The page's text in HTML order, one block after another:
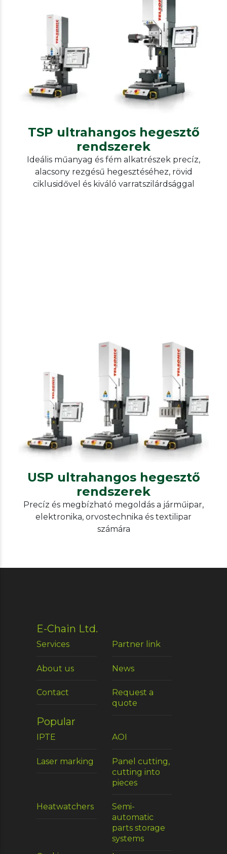
Metal welding
TSP ultrahangos hegesztő
rendszerek
TSP ultrahangos hegesztő
rendszerek
Ideális műanyag és fém alkatrészek precíz,
alacsony rezgésű hegesztéséhez, rövid
ciklusidővel és kiváló varratszilárdsággal
Telsonic
Plastic welding
USP ultrahangos hegesztő
rendszerek
USP ultrahangos hegesztő
rendszerek
Precíz és megbízható megoldás a járműipar,
elektronika, orvostechnika és textilipar
számára
E-Chain Ltd.
Services Partner link
About us News
Contact
Request a
quote
Popular
IPTE AOI
Laser marking
Panel cutting,
cutting into
pieces
Heatwatchers
Semi-
automatic
parts storage
systems